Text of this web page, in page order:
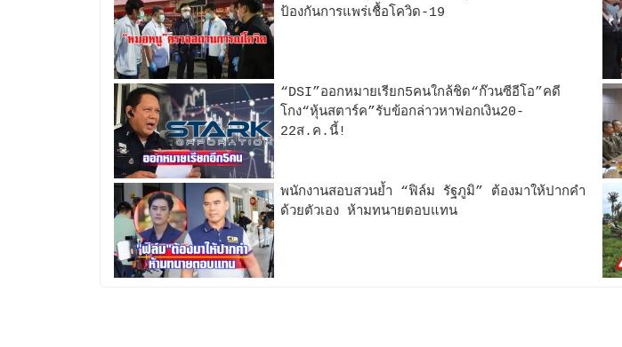
ป้องกันการแพร่เชื้อโควิด-19
“DSI”ออกหมายเรียก5คนใกล้ชิด“ก๊วนซีอีโอ”คดี
โกง“หุ้นสตาร์ค”รับข้อกล่าวหาฟอกเงิน20-
22ส.ค.นี้!
พนักงานสอบสวนย้ำ “ฟิล์ม รัฐภูมิ” ต้องมาให้ปากคำ
ด้วยตัวเอง ห้ามทนายตอบแทน